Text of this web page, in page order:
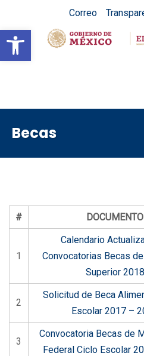
Abrir barra de
Correo
Becas
# DOCUMENTO
1
Calendario
Convocatorias Becas
Superior 2018
2
Solicitud de Beca
Escolar 2017 –
3
Convocatoria Becas de
Federal Ciclo Escolar